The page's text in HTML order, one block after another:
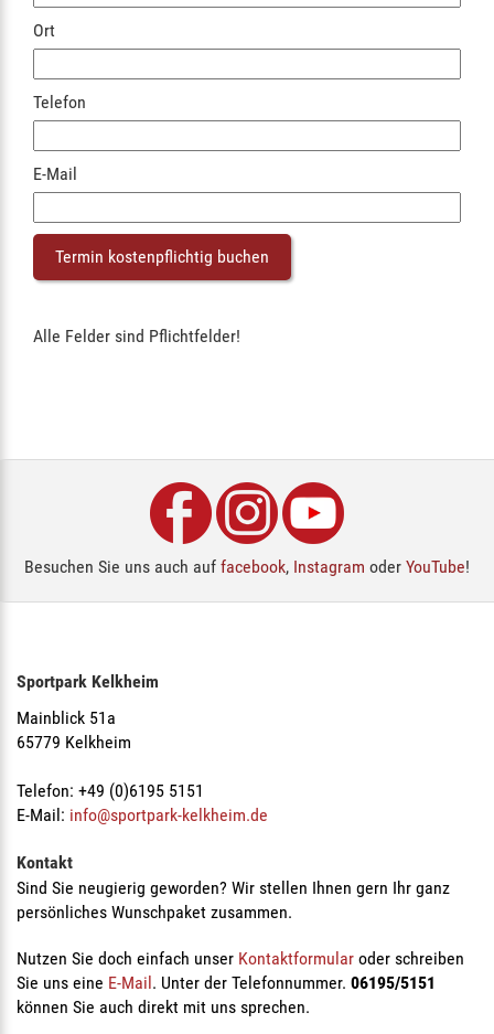
Ort
Telefon
E-Mail
Alle Felder sind Pflichtfelder!
Besuchen Sie uns auch auf facebook, Instagram oder YouTube!
Sportpark Kelkheim
Mainblick 51a
65779 Kelkheim
Telefon: +49 (0)6195 5151
E-Mail: info@sportpark-kelkheim.de
Kontakt
Sind Sie neugierig geworden? Wir stellen Ihnen gern Ihr ganz
persönliches Wunschpaket zusammen.
Nutzen Sie doch einfach unser Kontaktformular oder schreiben
Sie uns eine E-Mail. Unter der Telefonnummer. 06195/5151
können Sie auch direkt mit uns sprechen.